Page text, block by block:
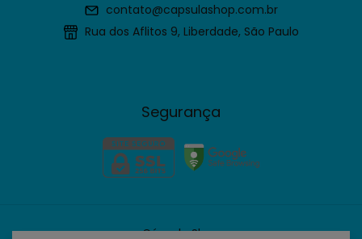
contato@capsulashop.com.br
Rua dos Aflitos 9, Liberdade, São Paulo
Segurança
Cápsula Shop